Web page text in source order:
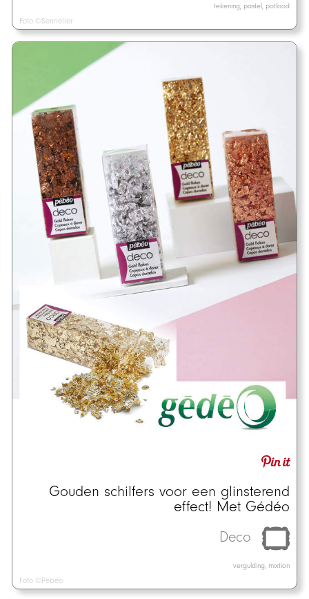
tekening, pastel, potlood
Foto ©Sennelier
Gouden schilfers voor een glinsterend
effect! Met Gédéo
Deco
vergulding, mixtion
Foto ©Pébéo